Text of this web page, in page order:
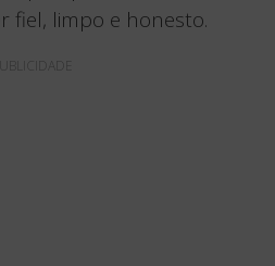
fiel, limpo e honesto.
PUBLICIDADE